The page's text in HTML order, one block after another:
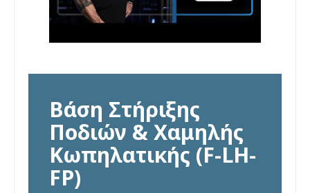
Βάση Στήριξης
Ποδιών & Χαμηλής
Κωπηλατικής (F-LH-
FP)